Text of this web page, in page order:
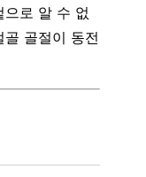
로 알 수 없
골절이 동전